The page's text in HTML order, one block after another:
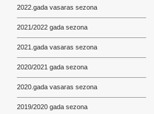
2022.gada vasaras sezona
2021/2022 gada sezona
2021.gada vasaras sezona
2020/2021 gada sezona
2020.gada vasaras sezona
2019/2020 gada sezona